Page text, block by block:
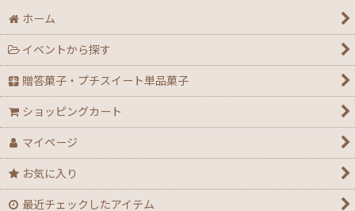
ホーム
イベントから探す
贈答菓子・プチスイート単品菓子
ショッピングカート
マイページ
お気に入り
最近チェックしたアイテム